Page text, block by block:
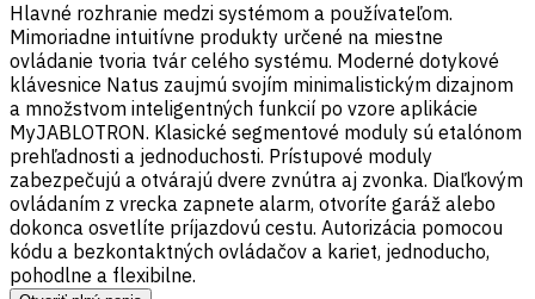
Hlavné rozhranie medzi systémom a používateľom.
Mimoriadne intuitívne produkty určené na miestne
ovládanie tvoria tvár celého systému. Moderné dotykové
klávesnice Natus zaujmú svojím minimalistickým dizajnom
a množstvom inteligentných funkcií po vzore aplikácie
MyJABLOTRON. Klasické segmentové moduly sú etalónom
prehľadnosti a jednoduchosti. Prístupové moduly
zabezpečujú a otvárajú dvere zvnútra aj zvonka. Diaľkovým
ovládaním z vrecka zapnete alarm, otvoríte garáž alebo
dokonca osvetlíte príjazdovú cestu. Autorizácia pomocou
kódu a bezkontaktných ovládačov a kariet, jednoducho,
pohodlne a flexibilne.